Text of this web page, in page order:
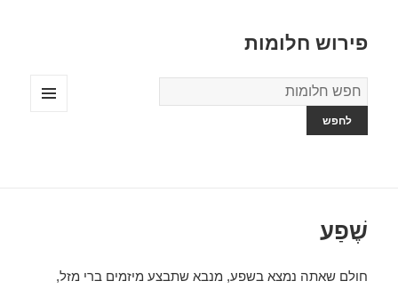
פירוש חלומות
מילון
החלומות
שֶׁפַע
חולם שאתה נמצא בשפע, מנבא שתבצע מיזמים ברי מזל,